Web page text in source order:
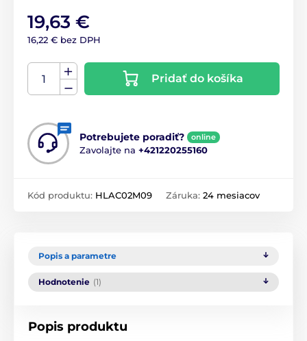
19,63 €
16,22 € bez DPH
Pridať do košíka
Potrebujete poradiť? online
Zavolajte na +421220255160
Kód produktu: HLAC02M09 Záruka: 24 mesiacov
Popis a parametre
Hodnotenie (1)
Popis produktu